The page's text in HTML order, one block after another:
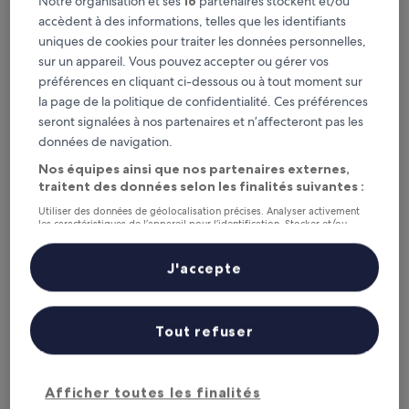
Ce week-end
7 août - 9 août
Le week-end prochain
14 août - 16 août
Azilal : où séjourner ?
Hôtels avec parking : notre
sélection pour Bine el Ouidane
Widiane Resort
4.5
Widiane Resort
Dar
3.5
Dar l'eau
VOIR PLUS D’HÉBERGEMENTS
accèdent à des informations, telles que les identifiants
uniques de cookies pour traiter les données personnelles,
sur un appareil. Vous pouvez accepter ou gérer vos
préférences en cliquant ci-dessous ou à tout moment sur
la page de la politique de confidentialité. Ces préférences
seront signalées à nos partenaires et n’affecteront pas les
données de navigation.
Nos équipes ainsi que nos partenaires externes,
traitent des données selon les finalités suivantes :
Utiliser des données de géolocalisation précises. Analyser activement
les caractéristiques de l’appareil pour l’identification. Stocker et/ou
personnalisés, mesure de performance des publicités et du contenu,
études d’audience et développement de services.
Liste de nos partenaires (fournisseurs)
Afficher toutes les finalités
Tout refuser
J'accepte